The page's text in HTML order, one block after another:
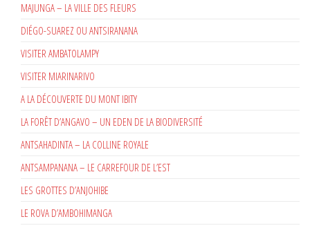
MAJUNGA – LA VILLE DES FLEURS
DIÉGO-SUAREZ OU ANTSIRANANA
VISITER AMBATOLAMPY
VISITER MIARINARIVO
A LA DÉCOUVERTE DU MONT IBITY
LA FORÊT D’ANGAVO – UN EDEN DE LA BIODIVERSITÉ
ANTSAHADINTA – LA COLLINE ROYALE
ANTSAMPANANA – LE CARREFOUR DE L’EST
LES GROTTES D’ANJOHIBE
LE ROVA D’AMBOHIMANGA